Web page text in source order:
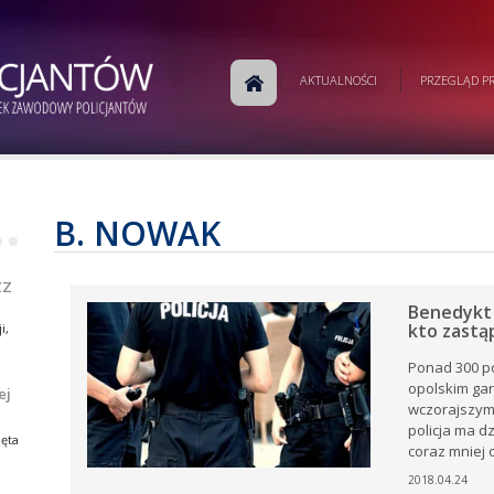
AKTUALNOŚCI PRZEGLĄD
z
B. NOWAK
Benedykt
kto
Ponad 300
opolskim
policja ma
coraz mniej
2018.04.24